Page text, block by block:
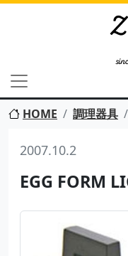
HOME 調理器具
2007.10.2
EGG FORM